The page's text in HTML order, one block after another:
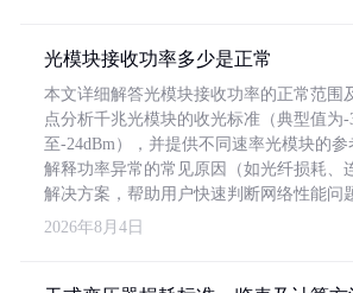
光模块接收功率多少是正常
本文详细解答光模块接收功率的正常范围
点分析千兆光模块的收光标准（典型值为-
至-24dBm），并提供不同速率光模块的
解释功率异常的常见原因（如光纤损耗、
解决方案，帮助用户快速判断网络性能问
2026年8月4日